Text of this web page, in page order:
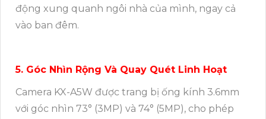
động xung quanh ngôi nhà của mình, ngay cả
vào ban đêm.
5. Góc Nhìn Rộng Và Quay Quét Linh Hoạt
Camera KX-A5W được trang bị ống kính 3.6mm
với góc nhìn 73° (3MP) và 74° (5MP), cho phép